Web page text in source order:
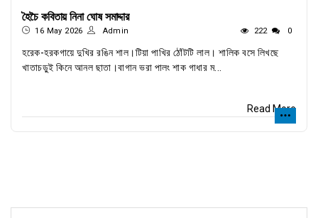
হৈচৈ কবিতায় নিনা ঘোষ সমাদ্দার
16 May 2026 Admin 222 0
হরেক-হরকগায়ে দুখির রঙিন শাল।টিয়া পাখির ঠোঁটটি লাল। শালিক বসে লিখছে
খাতাচড়ুই কিনে আনল ছাতা।বাগান ভরা পালং শাক গাধার ম...
Read More